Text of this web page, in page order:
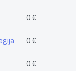
0 €
0 €
0 €